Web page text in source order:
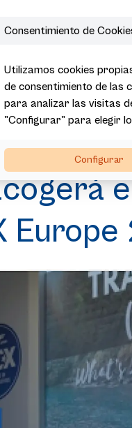
| Noticias |
Consentimiento de
Utilizamos cookies
de consentimiento de las
para analizar las visitas
"Configurar" para elegir
Configurar